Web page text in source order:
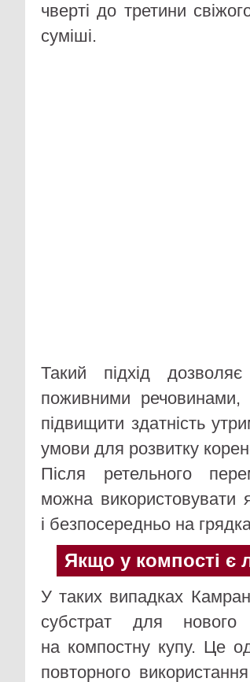
чверті до третини
суміші.
Такий підхід
поживними речовинами,
підвищити здатність
умови для розвитку
Після ретельного
можна використовувати
і безпосередньо на
Якщо у компості є
У таких випадках
субстрат для
на компостну купу. Це
повторного